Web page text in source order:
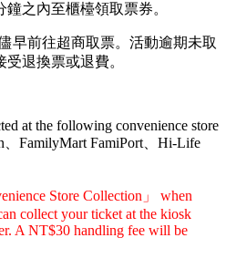
之內至櫃檯領取票券。
早前往超商取票。活動逾期未取
退換票或退費。
at the following convenience store
FamilyMart FamiPort、Hi-Life
Store Collection」 when
collect your ticket at the kiosk
A NT$30 handling fee will be